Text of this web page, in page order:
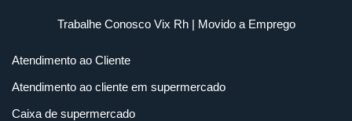
Trabalhe Conosco Vix Rh| Movido a Emprego
Atendimento ao Cliente
Atendimento ao cliente em supermercado
Caixa de supermercado